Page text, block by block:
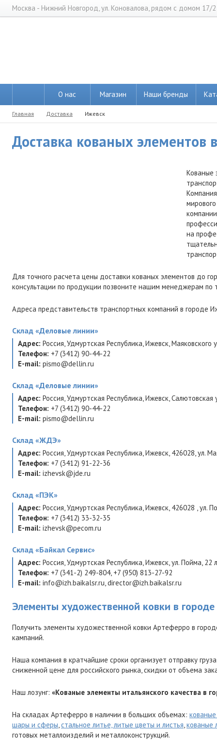
Москва - Нижний Новгород, ул. Коновалова, рядом с домом 17/2
О нас Магазин Наши бренды
Главная Доставка Ижевск
Доставка кованых элементов
Кованые
на
Для точного расчета цены доставки кованых элементов до
консультации по продукции позвоните нашим менеджерам
Адреса представительств транспортных компаний в городе
Склад «Деловые линии»
Адрес: Россия,Удмуртская Республика,Ижевск,Маяковского
Телефон: +7 (3412) 90-44-22
E-mail: pismo@dellin.ru
Склад «Деловые линии»
Адрес: Россия,Удмуртская Республика,Ижевск,Салютовская
Телефон: +7 (3412) 90-44-22
E-mail: pismo@dellin.ru
Склад «ЖДЭ»
Адрес: Россия,Удмуртская Республика,Ижевск, 426028,ул.
Телефон: +7 (3412) 91-22-36
E-mail: izhevsk@jde.ru
Склад «ПЭК»
Адрес: Россия,Удмуртская Республика,Ижевск, 426028 ,ул.
Телефон: +7 (3412) 33-32-35
E-mail: izhevsk@pecom.ru
Склад «Байкал Сервис»
Адрес: Россия,Удмуртская Республика,Ижевск,ул. Пойма, 22
Телефон: +7 (341-2) 249-804, +7 (950) 813-27-92
E-mail: info@izh.baikalsr.ru,director@izh.baikalsr.ru
Элементы художественной ковки в
Получить элементы художественной ковки Артеферро в
кампаний.
Наша компания в кратчайшие сроки организует отправку
сниженной цене для российского рынка, скидки от объема
Наш лозунг: «Кованые элементы итальянского качества в
На складах Артеферро в наличии в больших объемах:
шары и сферы,стальное литье, литые цветы и листья,кованые
готовых металлоизделий и металлоконструкций.